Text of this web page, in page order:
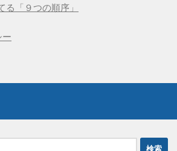
「９つの順序」